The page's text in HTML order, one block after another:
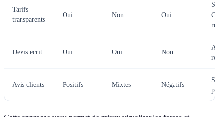
Tarifs
transparents
Oui Non Oui
C
Devis écrit Oui Oui Non
A
Avis clients Positifs Mixtes Négatifs